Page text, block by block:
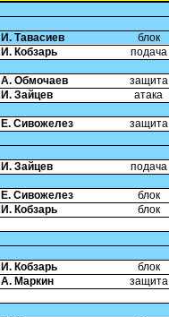
И. Тавасиев
блок
И. Кобзарь подача
А. Обмочаев
защита
И. Зайцев атака
Е. Сивожелез защита
И. Зайцев подача
Е. Сивожелез
блок
И. Кобзарь блок
И. Кобзарь
блок
А. Маркин защита